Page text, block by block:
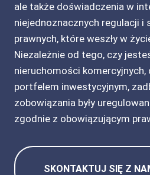
ale także doświadczenia w
niejednoznacznych regulacji i
prawnych, które weszły w
Niezależnie od tego, czy
nieruchomości
portfelem inwestycyjnym,
zobowiązania były
zgodnie z obowiązującym
SKONTAKTUJ SIĘ Z